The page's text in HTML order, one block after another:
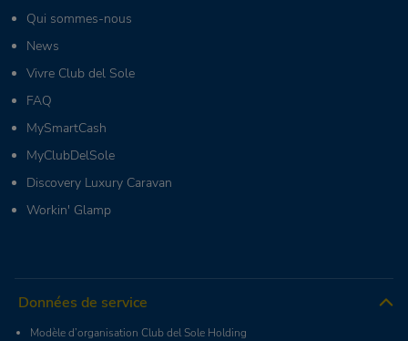
Qui sommes-nous
News
Vivre Club del Sole
FAQ
MySmartCash
MyClubDelSole
Discovery Luxury Caravan
Workin' Glamp
Données de service
Modèle d’organisation Club del Sole Holding